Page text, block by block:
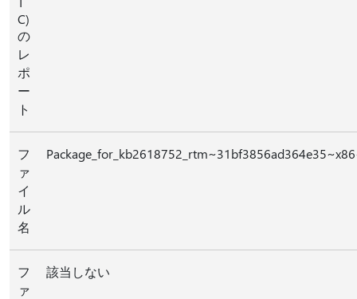
C)
の
レ
ポ
ー
ト
フ
ァ
イ
ル
名
フ
ァ
該当しない